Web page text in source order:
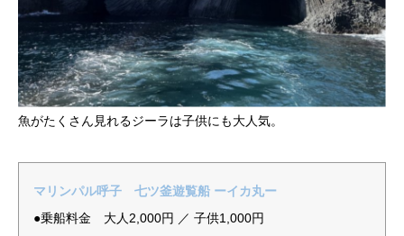
魚がたくさん見れるジーラは子供にも大人気。
マリンパル呼子 七ツ釜遊覧船 ーイカ丸ー
●乗船料金 大人2,000円 ／ 子供1,000円